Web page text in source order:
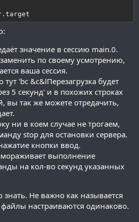
значение в сессию main.0.
по своему усмотрению,
ваша сессия.
тут 'bc &c&lПерезагрузка будет
5 секунд' и в похожих строках
вы так же можете отредачить,
ни в коем случае не трогаем,
stop для остановки сервера.
кнопки ввод.
выполнение
на кол-во секунд указанных
Не важно как называется
настраиваются одинаково.